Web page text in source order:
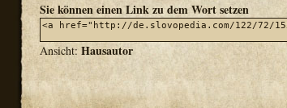
Sie können einen Link zu dem Wort setzen
Ansicht: Hausautor